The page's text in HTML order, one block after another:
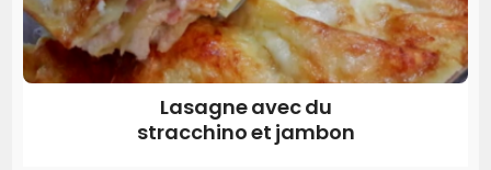
Lasagne avec du
stracchino et jambon